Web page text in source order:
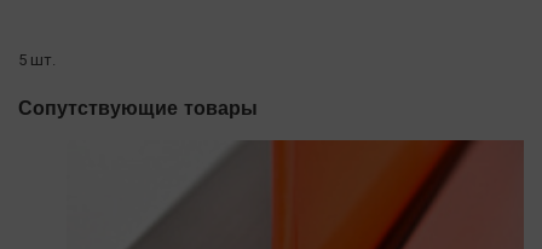
5 шт.
Сопутствующие товары